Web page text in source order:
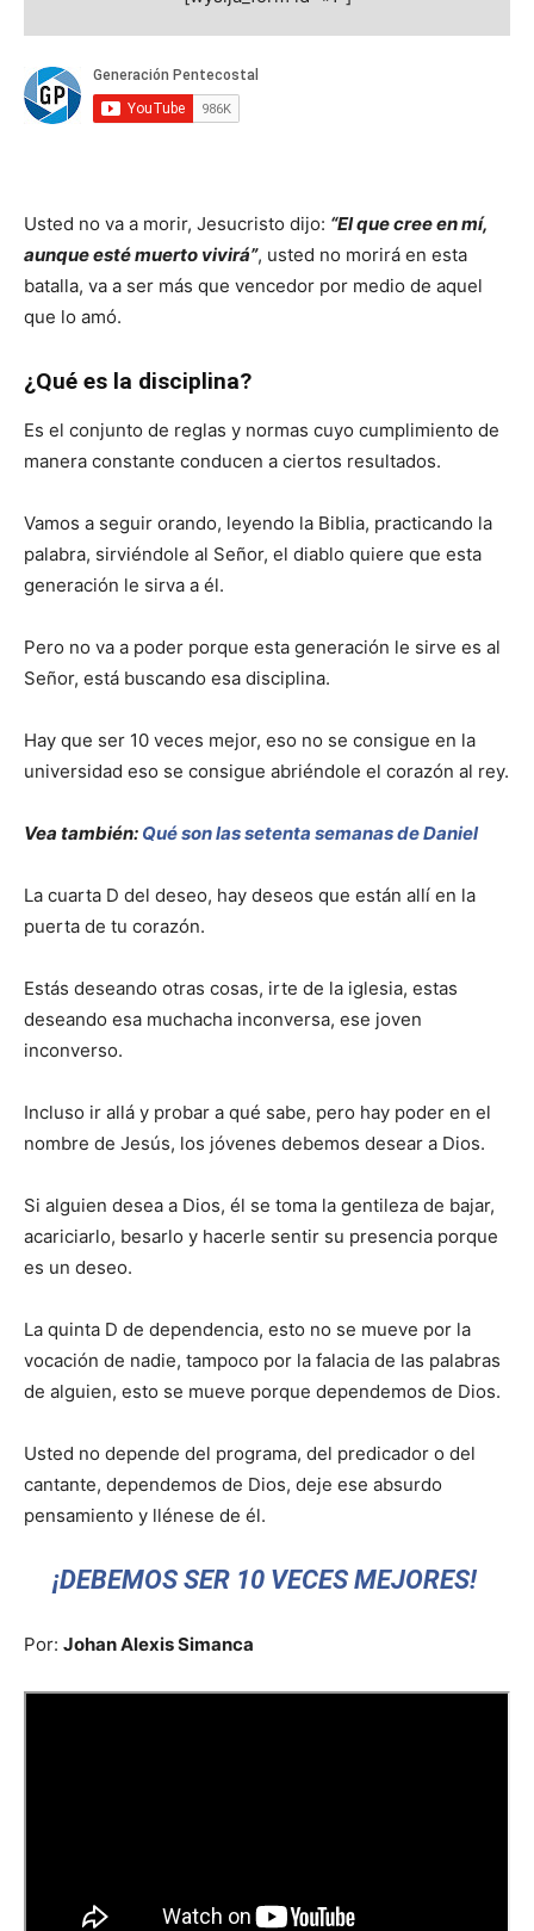
Usted no va a morir, Jesucristo dijo: “El que cree en mí,
aunque esté muerto vivirá”, usted no morirá en esta
batalla, va a ser más que vencedor por medio de aquel
que lo amó.
¿Qué es la disciplina?
Es el conjunto de reglas y normas cuyo cumplimiento de
manera constante conducen a ciertos resultados.
Vamos a seguir orando, leyendo la Biblia, practicando la
palabra, sirviéndole al Señor, el diablo quiere que esta
generación le sirva a él.
Pero no va a poder porque esta generación le sirve es al
Señor, está buscando esa disciplina.
Hay que ser 10 veces mejor, eso no se consigue en la
universidad eso se consigue abriéndole el corazón al rey.
Vea también: Qué son las setenta semanas de Daniel
La cuarta D del deseo, hay deseos que están allí en la
puerta de tu corazón.
Estás deseando otras cosas, irte de la iglesia, estas
deseando esa muchacha inconversa, ese joven
inconverso.
Incluso ir allá y probar a qué sabe, pero hay poder en el
nombre de Jesús, los jóvenes debemos desear a Dios.
Si alguien desea a Dios, él se toma la gentileza de bajar,
acariciarlo, besarlo y hacerle sentir su presencia porque
es un deseo.
La quinta D de dependencia, esto no se mueve por la
vocación de nadie, tampoco por la falacia de las palabras
de alguien, esto se mueve porque dependemos de Dios.
Usted no depende del programa, del predicador o del
cantante, dependemos de Dios, deje ese absurdo
pensamiento y llénese de él.
¡DEBEMOS SER 10 VECES MEJORES!
Por: Johan Alexis Simanca